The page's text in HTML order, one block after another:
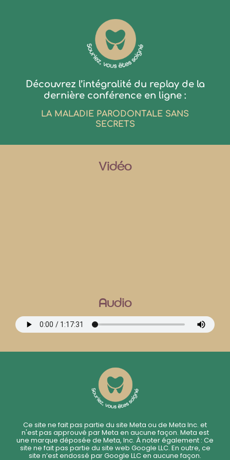
Découvrez l’intégralité du replay de la
dernière conférence en ligne :
LA MALADIE PARODONTALE SANS
SECRETS
Vidéo
Audio
Ce site ne fait pas partie du site Meta ou de Meta Inc. et
n'est pas approuvé par Meta en aucune façon. Meta est
une marque déposée de Meta, Inc. À noter également : Ce
site ne fait pas partie du site web Google LLC. En outre, ce
site n’est endossé par Google LLC en aucune façon.